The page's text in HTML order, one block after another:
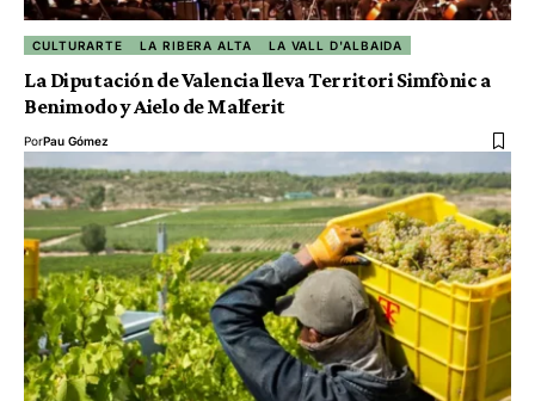
CULTURARTE LA RIBERA ALTA LA VALL D'ALBAIDA
La Diputación de Valencia lleva Territori Simfònic a
Benimodo y Aielo de Malferit
PorPau Gómez